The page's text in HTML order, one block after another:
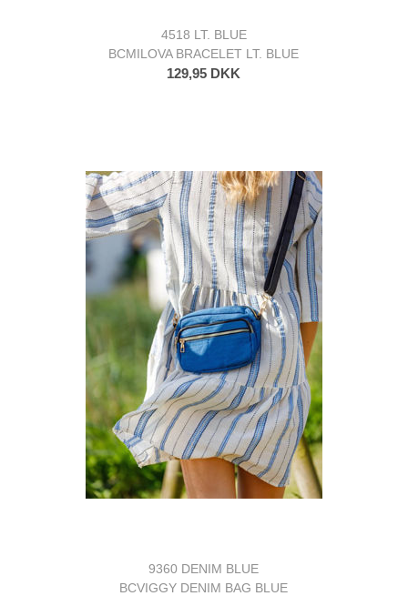
4518 LT. BLUE
BCMILOVA BRACELET LT. BLUE
129,95 DKK
9360 DENIM BLUE
BCVIGGY DENIM BAG BLUE